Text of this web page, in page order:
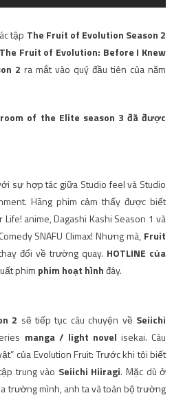
tập The Fruit of Evolution Season 2
The Fruit of Evolution: Before I Knew
2 ra mắt vào quý đầu tiên của năm
of the Elite season 3 đã được
sự hợp tác giữa Studio feel và Studio
Hãng phim cảm thấy được biết
anime, Dagashi Kashi Season 1 và
SNAFU Climax! Nhưng mà, Fruit
đổi về trường quay. HOTLINE của
phim phim hoạt hìnhđây.
2 sẽ tiếp tục câu chuyện về Seiichi
manga / light novel isekai. Câu
của Evolution Fruit: Trước khi tôi biết
trung vào Seiichi Hiiragi. Mặc dù ở
trường mình, anh ta và toàn bộ trường